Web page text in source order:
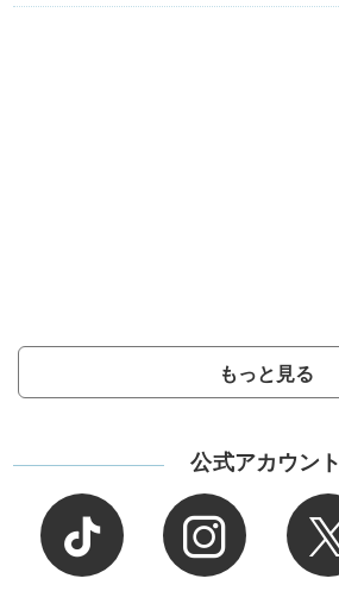
もっと見る
公式アカウント